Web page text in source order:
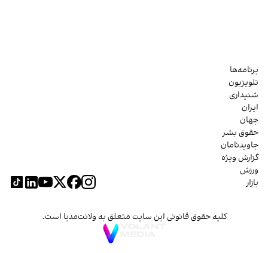
برنامه‌ها
تلویزیون
شنیداری
ایران
جهان
حقوق بشر
جاویدنامان
گزارش ویژه
ورزش
بازار
کلیه حقوق قانونی این سایت متعلق به ولانت‌مدیا است.